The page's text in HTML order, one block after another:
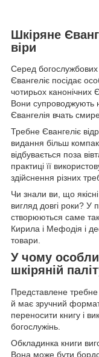
Шкіряне
віри
Серед
Євангеліє посідає
чотирьох канонічних
Вони супроводжують
Євангелія вчать
Требне Євангеліє
видання більш
відбувається поза
практиці її
здійснення різних
Чи знали ви, що
вигляд довгі роки? У
створюються саме
Кирила і Мефодія і
товари.
У чому
шкіряній
Представлене требне
й має зручний
переносити книгу і
богослужінь.
Обкладинка книги
Вона може бути